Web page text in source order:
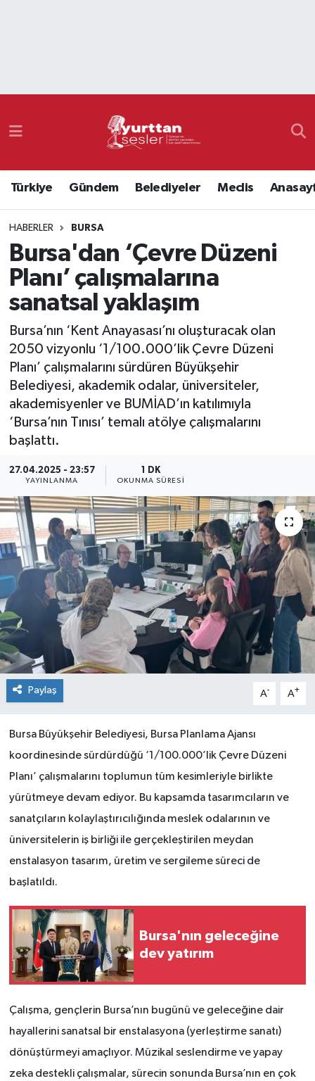
Türkiye Gündem Belediyeler Meclis
HABERLER BURSA
Bursa'dan ‘Çevre Düzeni
Planı’ çalışmalarına
sanatsal yaklaşım
Bursa’nın ‘Kent Anayasası’nı oluşturacak olan
2050 vizyonlu ‘1/100.000’lik Çevre Düzeni
Planı’ çalışmalarını sürdüren Büyükşehir
Belediyesi, akademik odalar, üniversiteler,
akademisyenler ve BUMİAD’ın katılımıyla
‘Bursa’nın Tınısı’ temalı atölye çalışmalarını
başlattı.
27.04.2025 - 23:57
YAYINLANMA
1 DK
OKUNMA SÜRESI
Paylaş A- A+
Bursa Büyükşehir Belediyesi, Bursa Planlama Ajansı
koordinesinde sürdürdüğü ‘1/100.000’lik Çevre Düzeni
Planı’ çalışmalarını toplumun tüm kesimleriyle birlikte
yürütmeye devam ediyor. Bu kapsamda tasarımcıların ve
sanatçıların kolaylaştırıcılığında meslek odalarının ve
üniversitelerin iş birliği ile gerçekleştirilen meydan
enstalasyon tasarım, üretim ve sergileme süreci de
başlatıldı.
Bursa'nın geleceğine
dev yatırım
Çalışma, gençlerin Bursa’nın bugünü ve geleceğine dair
hayallerini sanatsal bir enstalasyona (yerleştirme sanatı)
dönüştürmeyi amaçlıyor. Müzikal seslendirme ve yapay
zeka destekli çalışmalar, sürecin sonunda Bursa’nın en çok
Namaz Vakitleri
Süper Lig Puan Durumu ve Fikstür
Tüm Manşetler
Son Dakika Haberleri
Haber Arşivi